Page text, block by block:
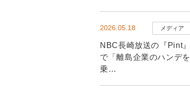
2026.05.18 メディア
NBC長崎放送の『Pint』
で「離島企業のハンデを
乗…